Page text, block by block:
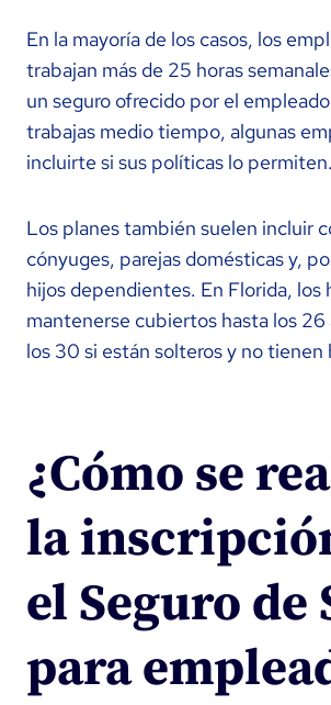
En la mayoría de los casos, los
trabajan más de 25 horas
un seguro ofrecido por el
trabajas medio tiempo, algunas
incluirte si sus políticas lo permiten.
Los planes también suelen incluir
cónyuges, parejas domésticas y,
hijos dependientes. En Florida, los
mantenerse cubiertos hasta los 26
los 30 si están solteros y no tienen
¿Cómo se
la
el Seguro de
para